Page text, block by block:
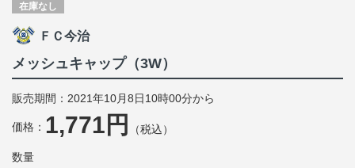
在庫なし
ＦＣ今治
メッシュキャップ（3W）
販売期間：2021年10月8日10時00分から
価格： 1,771円 （税込）
数量